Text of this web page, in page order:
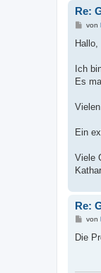
Re:
B
i
a
von
Hallo,
Ich
Es
Ein
Viele
Re:
B
i
von
Die